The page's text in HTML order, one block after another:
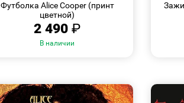
Футболка Alice Cooper (принт
цветной)
2 490₽
В наличии
S
M L